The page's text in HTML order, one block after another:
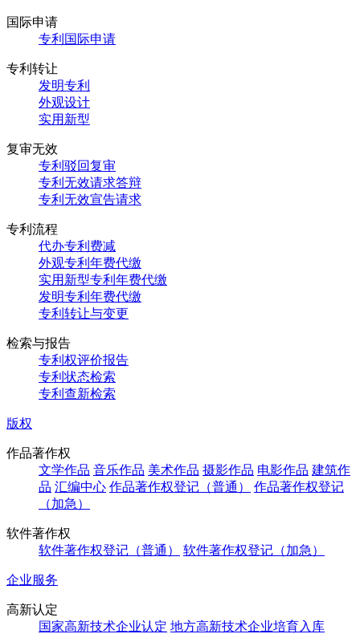
国际申请
专利国际申请
专利转让
发明专利
外观设计
实用新型
复审无效
专利驳回复审
专利无效请求答辩
专利无效宣告请求
专利流程
代办专利费减
外观专利年费代缴
实用新型专利年费代缴
发明专利年费代缴
专利转让与变更
检索与报告
专利权评价报告
专利状态检索
专利查新检索
版权
作品著作权
文学作品 音乐作品 美术作品 摄影作品 电影作品 建筑作
品 汇编中心 作品著作权登记（普通）
作品著作权登记
（加急）
软件著作权
软件著作权登记（普通）
软件著作权登记（加急）
企业服务
高新认定
国家高新技术企业认定 地方高新技术企业培育入库